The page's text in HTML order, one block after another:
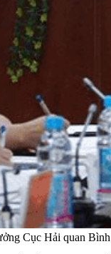
Cục Hải quan